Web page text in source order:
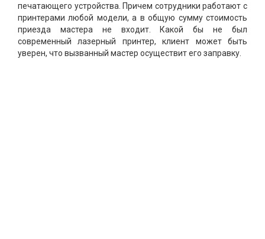
печатающего устройства. Причем сотрудники работают с
принтерами любой модели, а в общую сумму стоимость
приезда мастера не входит. Какой бы не был
современный лазерный принтер, клиент может быть
уверен, что вызванный мастер осуществит его заправку.